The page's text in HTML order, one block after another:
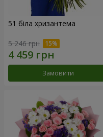
51 біла хризантема
5 246 грн
Замовити